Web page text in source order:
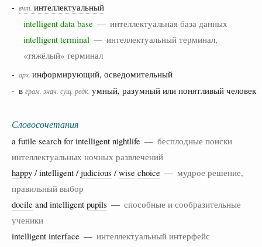
- вчт. интеллектуальный
intelligent data base — интеллектуальная база данных
intelligent terminal — интеллектуальный терминал,
«тяжёлый» терминал
- арх. информирующий, осведомительный
- в грам. знач. сущ. редк. умный, разумный или понятливый человек
Словосочетания
a futile search for intelligent nightlife — бесплодные поиски
интеллектуальных ночных развлечений
happy / intelligent / judicious / wise choice — мудрое решение,
правильный выбор
docile and intelligent pupils — способные и сообразительные
ученики
intelligent interface — интеллектуальный интерфейс